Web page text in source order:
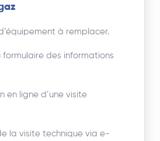
à remplacer.
formulaire des informations
en ligne d’une visite
la visite technique via e-